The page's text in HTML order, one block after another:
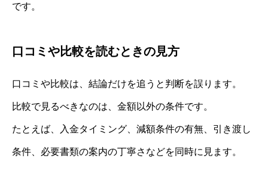
です。
口コミや比較を読むときの見方
口コミや比較は、結論だけを追うと判断を誤ります。
比較で見るべきなのは、金額以外の条件です。
たとえば、入金タイミング、減額条件の有無、引き渡し
条件、必要書類の案内の丁寧さなどを同時に見ます。